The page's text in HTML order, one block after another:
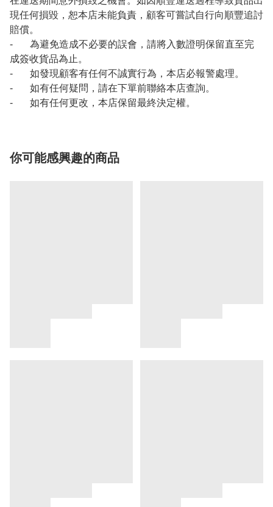
現任何損毀，恕本店未能負責，顧客可嘗試自行向順豐追討
賠償。
- 為避免造成不必要的誤會，請將入數證明保留直至完
成簽收貨品為止。
- 如發現顧客有任何不誠實行為，本店必報警處理。
- 如有任何疑問，請在下單前聯絡本店查詢。
- 如有任何更改，本店保留最終決定權。
你可能感興趣的商品